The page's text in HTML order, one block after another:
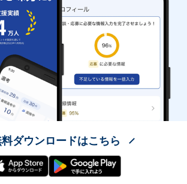
ダウンロードはこちら